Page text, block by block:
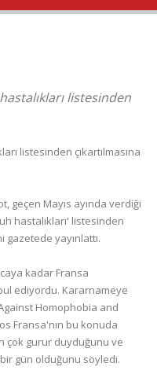
listesinden
listesinden çıkartılmasına
geçen Mayıs ayında verdiği
hastalıkları' listesinden
gazetede yayınlattı.
kadar Fransa
ediyordu. Kararnameye
Homophobia and
Fransa'nın bu konuda
çok gurur duyduğunu ve
gün olduğunu söyledi.